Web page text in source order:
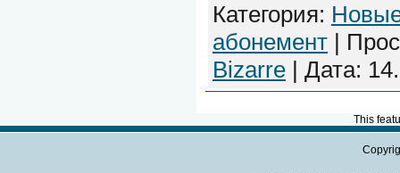
Категория:
абонемент |
Bizarre | Дата:
This